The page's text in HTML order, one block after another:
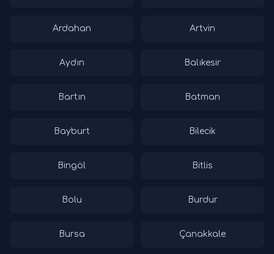
Ardahan Artvin
Aydın Balıkesir
Bartın Batman
Bayburt Bilecik
Bingöl Bitlis
Bolu Burdur
Bursa Çanakkale